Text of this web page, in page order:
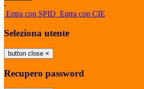
-
Entra con SPID Entra con CIE
Seleziona utente
button close ×
Recupero password